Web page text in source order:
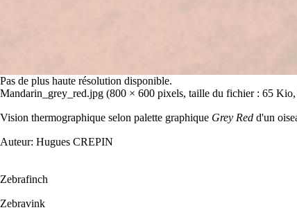
Pas de plus haute résolution disponible.
Mandarin_grey_red.jpg (800 × 600 pixels, taille du fichier : 65
Vision thermographique selon palette graphique Grey Red d'un
Auteur: Hugues CREPIN
Zebrafinch
Zebravink